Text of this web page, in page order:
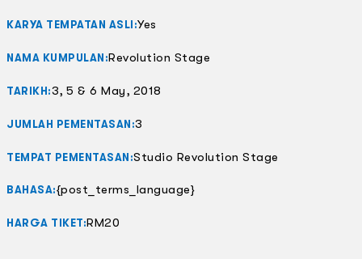
KARYA TEMPATAN ASLI:Yes
NAMA KUMPULAN:Revolution Stage
TARIKH:3, 5 & 6 May, 2018
JUMLAH PEMENTASAN:3
TEMPAT PEMENTASAN:Studio Revolution Stage
BAHASA:{post_terms_language}
HARGA TIKET:RM20